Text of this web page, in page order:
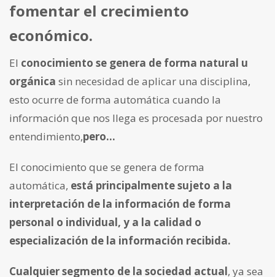
fomentar el crecimiento
económico.
El conocimiento se genera de forma natural u
orgánica sin necesidad de aplicar una disciplina,
esto ocurre de forma automática cuando la
información que nos llega es procesada por nuestro
entendimiento,pero…
El conocimiento que se genera de forma
automática, está principalmente sujeto a la
interpretación de la información de forma
personal o individual, y a la calidad o
especialización de la información recibida.
Cualquier segmento de la sociedad actual, ya sea